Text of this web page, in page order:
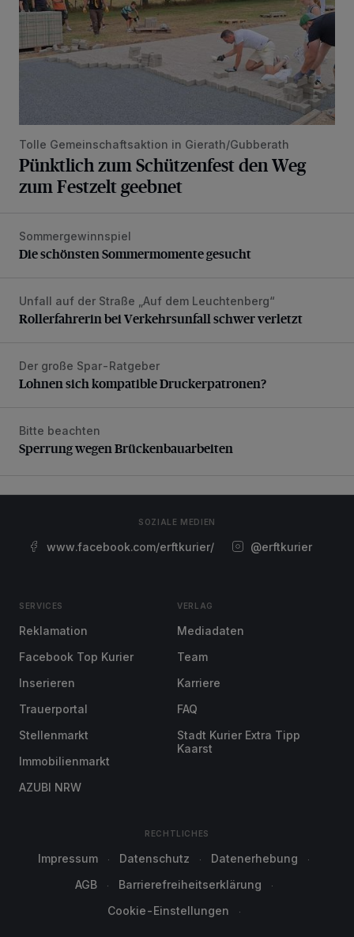
Tolle Gemeinschaftsaktion in Gierath/Gubberath
Pünktlich zum Schützenfest den Weg
zum Festzelt geebnet
Die schönsten Sommermomente gesucht
Sommergewinnspiel
Die schönsten Sommermomente gesucht
Rollerfahrerin bei Verkehrsunfall schwer verletzt
Unfall auf der Straße „Auf dem Leuchtenberg“
Rollerfahrerin bei Verkehrsunfall schwer verletzt
Lohnen sich kompatible Druckerpatronen?
Der große Spar-Ratgeber
Lohnen sich kompatible Druckerpatronen?
Sperrung wegen Brückenbauarbeiten
Bitte beachten
Sperrung wegen Brückenbauarbeiten
SOZIALE MEDIEN
www.facebook.com/erftkurier/ @erftkurier
SERVICES
Reklamation
Facebook Top Kurier
Inserieren
Trauerportal
Stellenmarkt
Immobilienmarkt
AZUBI NRW
VERLAG
Mediadaten
Team
Karriere
FAQ
Stadt Kurier Extra Tipp
Kaarst
RECHTLICHES
Impressum Datenschutz
Datenerhebung
AGB
Barrierefreiheitserklärung
Cookie-Einstellungen